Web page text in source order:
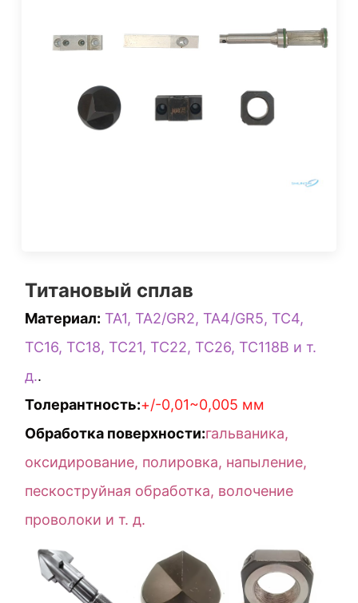
Титановый сплав
Материал: TA1, TA2/GR2, TA4/GR5, TC4,
TC16, TC18, TC21, TC22, TC26, TC118B и т.
д..
Толерантность:+/-0,01~0,005 мм
Обработка поверхности:гальваника,
оксидирование, полировка, напыление,
пескоструйная обработка, волочение
проволоки и т. д.